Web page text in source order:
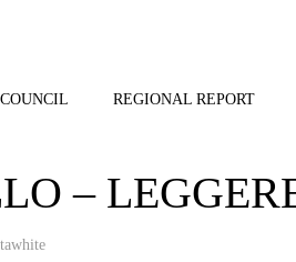
REGIONAL REPORT
–